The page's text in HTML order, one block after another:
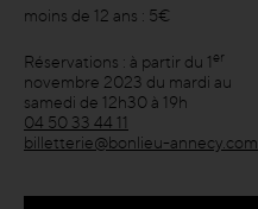
moins de 12 ans : 5€
Réservations : à partir du 1er
novembre 2023 du mardi au
samedi de 12h30 à 19h
04 50 33 44 11
billetterie@bonlieu-annecy.com